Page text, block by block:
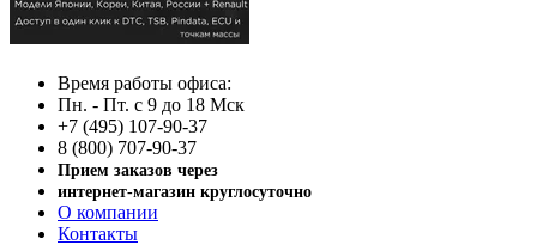
Время работы офиса:
Пн. - Пт. с 9 до 18 Мск
+7 (495) 107-90-37
8 (800) 707-90-37
Прием заказов через
интернет-магазин круглосуточно
О компании
Контакты